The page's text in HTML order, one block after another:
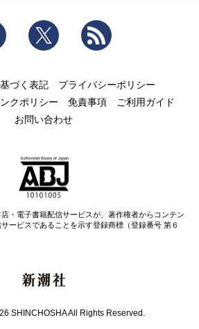
Facebook Twitter
づく表記
プライバシーポリシー
クポリシー 免責事項
ご利用ガイド
お問い合わせ
・電子書籍配信サービスが、著作権者からコンテン
ービスであることを示す登録商標（登録番号 第６
SHINCHOSHA All Rights Reserved.